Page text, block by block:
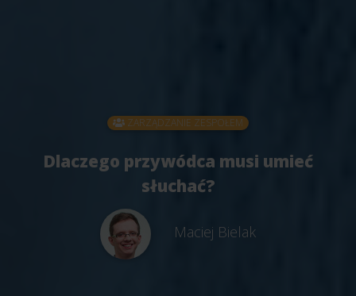
ZARZĄDZANIE ZESPOŁEM
Dlaczego przywódca musi umieć
słuchać?
Maciej Bielak